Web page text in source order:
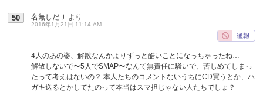
50 名無しだＪ より
2016年1月21日 11:14 AM
4人のあの姿、解散なんかよりずっと酷いことになっちゃったね…
解散しないで〜5人でSMAP〜なんて無責任に騒いで、苦しめてしまっ
たって考えはないの？ 本人たちのコメントないうちにCD買うとか、ハ
ガキ送るとかしてたのって本当はスマ担じゃない人たちでしょ？